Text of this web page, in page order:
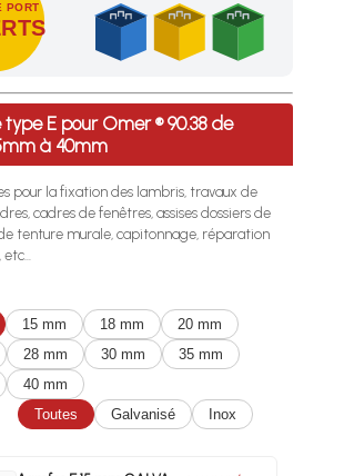
PORT
de port offerts en France
E pour Omer ® 90.38 de
à 40mm
pour la fixation des lambris, travaux de
cadres de fenêtres, assises dossiers de
tenture murale, capitonnage, réparation
etc...
15 mm 18 mm
20 mm
28 mm 30 mm
35 mm
40 mm
Toutes Galvanisé Inox